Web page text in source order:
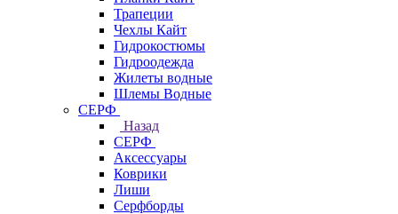
Трапеции
Чехлы Кайт
Гидрокостюмы
Гидроодежда
Жилеты водные
Шлемы Водные
СЕРФ
Назад
СЕРФ
Аксессуары
Коврики
Лиши
Серфборды